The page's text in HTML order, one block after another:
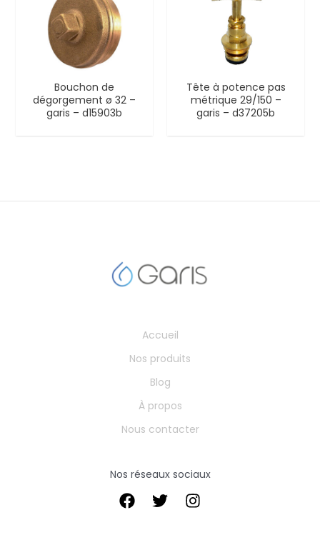
Bouchon de
dégorgement ø 32 –
garis – d15903b
Tête à potence pas
métrique 29/150 –
garis – d37205b
Accueil
Nos produits
Blog
À propos
Nous contacter
Nos réseaux sociaux